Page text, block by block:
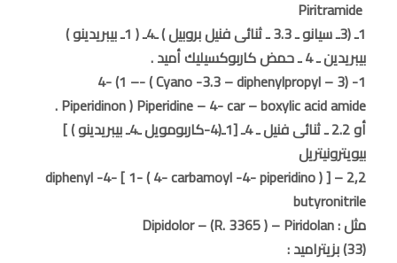
1ـ (3ـ سيانو ـ 3.3 ـ ثنائى فنيل بروبيل ) ـ4ـ ( 1ـ بيبريدينو )
بيبريدين ـ 4 ـ حمض كاربوكسيليك أميد .
1- (3 – Cyano -3.3 – diphenylpropyl ) -4- (1 –
Piperidinon ) Piperidine – 4- car – boxylic acid amide .
أو 2.2 ـ ثنائى فنيل ـ 4ـ [1ـ(4-كاربومويل ـ4ـ بيبريدينو ) ]
بيويترونيتريل
2,2 – diphenyl -4- [ 1- ( 4- carbamoyl -4- piperidino ) ]
butyronitrile
مثل : Dipidolor – (R. 3365 ) – Piridolan
(33) بزيتراميد :